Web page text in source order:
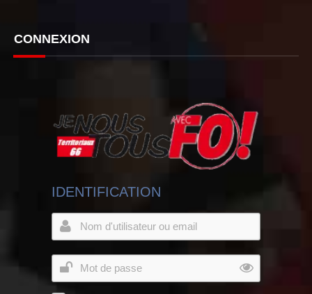
CONNEXION
IDENTIFICATION